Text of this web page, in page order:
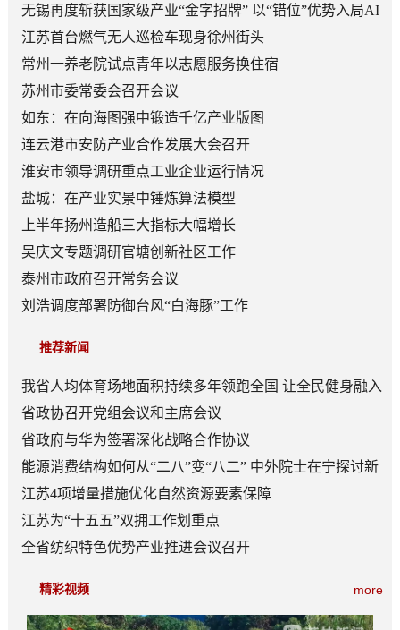
无锡再度斩获国家级产业“金字招牌” 以“错位”优势入局AI
顶层赛道
江苏首台燃气无人巡检车现身徐州街头
常州一养老院试点青年以志愿服务换住宿
苏州市委常委会召开会议
如东：在向海图强中锻造千亿产业版图
连云港市安防产业合作发展大会召开
淮安市领导调研重点工业企业运行情况
盐城：在产业实景中锤炼算法模型
上半年扬州造船三大指标大幅增长
吴庆文专题调研官塘创新社区工作
泰州市政府召开常务会议
刘浩调度部署防御台风“白海豚”工作
推荐新闻
我省人均体育场地面积持续多年领跑全国 让全民健身融入
日常成为风尚
省政协召开党组会议和主席会议
省政府与华为签署深化战略合作协议
能源消费结构如何从“二八”变“八二” 中外院士在宁探讨新
型能源体系建设
江苏4项增量措施优化自然资源要素保障
江苏为“十五五”双拥工作划重点
全省纺织特色优势产业推进会议召开
more
精彩视频